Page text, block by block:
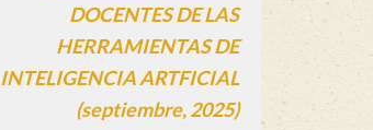
DOCENTES DE LAS
HERRAMIENTAS DE
INTELIGENCIA ARTFICIAL
(septiembre, 2025)